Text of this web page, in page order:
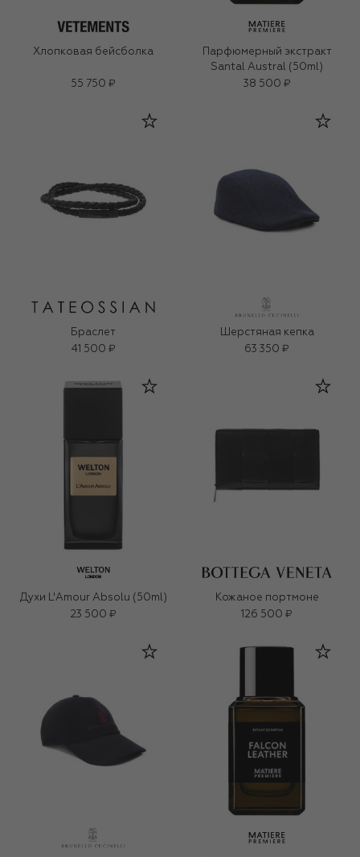
Хлопковая бейсболка
55 750 ₽
Парфюмерный экстракт
Santal Austral (50ml)
38 500 ₽
Браслет
41 500 ₽
Шерстяная кепка
63 350 ₽
Духи L'Amour Absolu (50ml)
23 500 ₽
Кожаное портмоне
126 500 ₽